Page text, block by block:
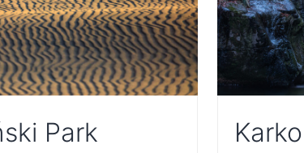
Park